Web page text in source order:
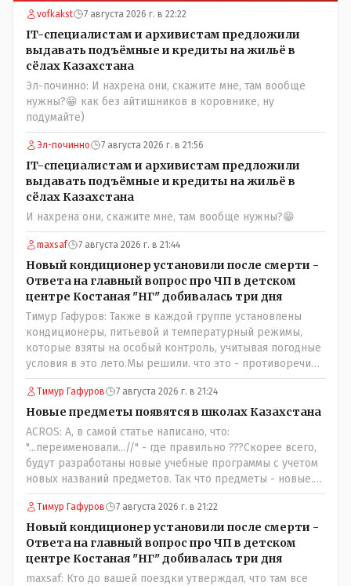
vofkakst 7 августа 2026 г. в 22:22
IT-специалистам и архивистам предложили
выдавать подъёмные и кредиты на жильё в
сёлах Казахстана
Эл-починно: И нахрена они, скажите мне, там вообще
нужны?😁 как без айтишников в коровнике, ну
подумайте)
Эл-починно 7 августа 2026 г. в 21:56
IT-специалистам и архивистам предложили
выдавать подъёмные и кредиты на жильё в
сёлах Казахстана
И нахрена они, скажите мне, там вообще нужны?😁
maxsaf 7 августа 2026 г. в 21:44
Новый кондиционер установили после смерти -
Ответа на главный вопрос про ЧП в детском
центре Костаная "НГ" добивалась три дня
Тимур Гафуров: Также в каждой группе установлены
кондиционеры, питьевой и температурный режимы,
которые взяты на особый контроль, учитывая погодные
условия в это лето.Мы решили. что это - противоречие.
Вы считаете иначе?Ну тут противоречия нет. Этот
комментарий прозвучал на следующий день после
трагедии, то есть 29 июля, когда спешно установили и
воду, и новые кондиционеры, и впервые поставили
температурный режим на контроль. То есть первая
часть - информация до трагедии, вторая часть -
информация после трагедии, когда все уже было
Тимур Гафуров 7 августа 2026 г. в 21:24
Новые предметы появятся в школах Казахстана
ACROS: А, в самой статье написано, что:
"...переименовали...//" - где правильно ???Скорее всего,
будут разработаны новые учебные программы с учетом
новых названий предметов. Так что предметы - новые.
Хоть и переименованные)
Тимур Гафуров 7 августа 2026 г. в 21:22
Новый кондиционер установили после смерти -
Ответа на главный вопрос про ЧП в детском
центре Костаная "НГ" добивалась три дня
maxsaf: Кто до вашей поездки утверждал, что там все